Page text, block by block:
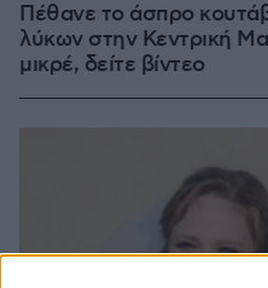
Πέθανε το άσπρο
λύκων στην Κεντρική
μικρέ, δείτε βίντεο